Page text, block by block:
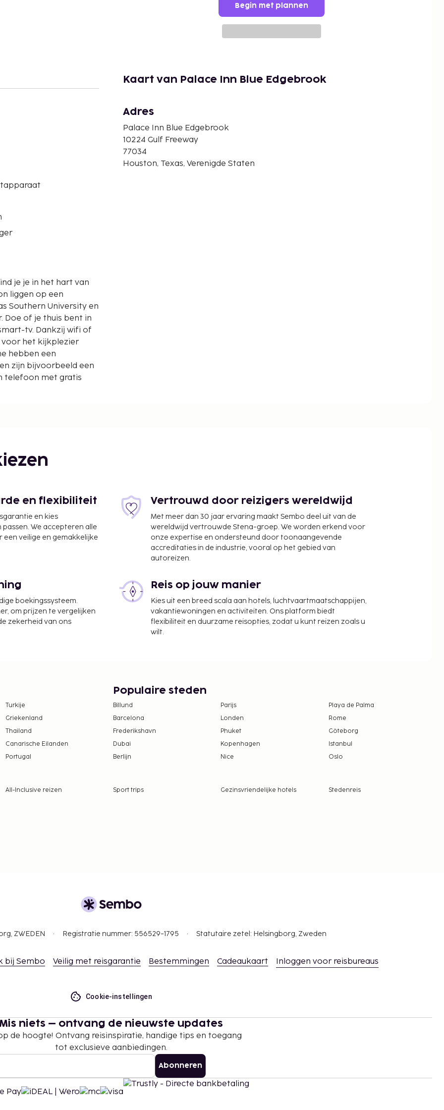
Begin met plannen
liggen op een
Doe of je thuis bent in
tv. Dankzij wifi of
het kijkplezier
hebben een
zijn bijvoorbeeld een
telefoon met gratis
de handige
kun je van 09.00
onderweg.
tussen 21.00 uur en
Kaart van Palace Inn Blue Edgebrook
Adres
Palace Inn Blue Edgebrook
10224 Gulf Freeway
77034
Houston, Texas, Verenigde Staten
en flexibiliteit
en kies
We accepteren alle
veilige en gemakkelijke
Vertrouwd door reizigers wereldwijd
Met meer dan 30 jaar ervaring maakt Sembo deel uit van de
wereldwijd vertrouwde Stena-groep. We worden erkend voor
onze expertise en ondersteund door toonaangevende
accreditaties in de industrie, vooral op het gebied van
autoreizen.
boekingssysteem.
om prijzen te vergelijken
zekerheid van ons
Reis op jouw manier
Kies uit een breed scala aan hotels, luchtvaartmaatschappijen,
vakantiewoningen en activiteiten. Ons platform biedt
flexibiliteit en duurzame reisopties, zodat u kunt reizen zoals u
wilt.
Turkije
Griekenland
Thailand
Canarische Eilanden
Portugal
Populaire steden
Billund Parijs
Playa de Palma
Barcelona
Londen
Rome
Frederikshavn
Phuket
Göteborg
Dubai
Kopenhagen
Istanbul
Berlijn
Nice Oslo
All-Inclusive reizen Sport trips Gezinsvriendelijke hotels
Stedenreis
ZWEDEN Registratie nummer: 556529-1795 Statutaire zetel: Helsingborg, Zweden
bij Sembo Veilig met reisgarantie Bestemmingen Cadeaukaart Inloggen voor reisbureaus
Cookie-instellingen
Mis niets – ontvang de nieuwste updates
de hoogte! Ontvang reisinspiratie, handige tips en toegang
tot exclusieve aanbiedingen.
Abonneren